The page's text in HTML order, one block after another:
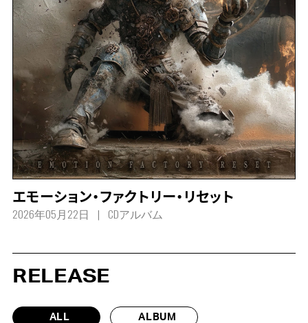
エモーション・ファクトリー・リセット
2026年05月22日 CDアルバム
RELEASE
ALL ALBUM